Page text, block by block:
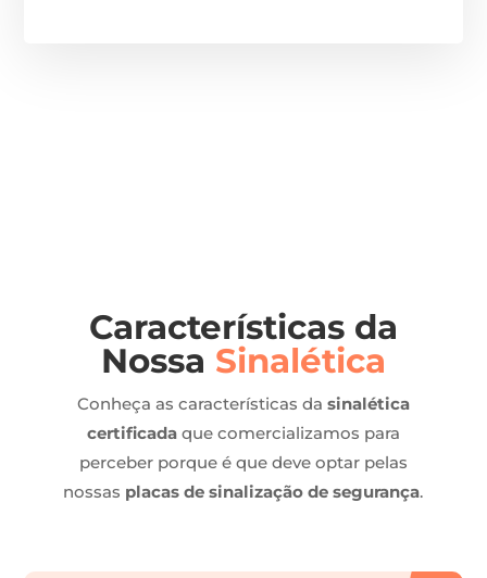
Características da
Nossa Sinalética
Conheça as características da sinalética
certificadaque comercializamos para
perceber porque é que deve optar pelas
nossas placas de sinalização de segurança.